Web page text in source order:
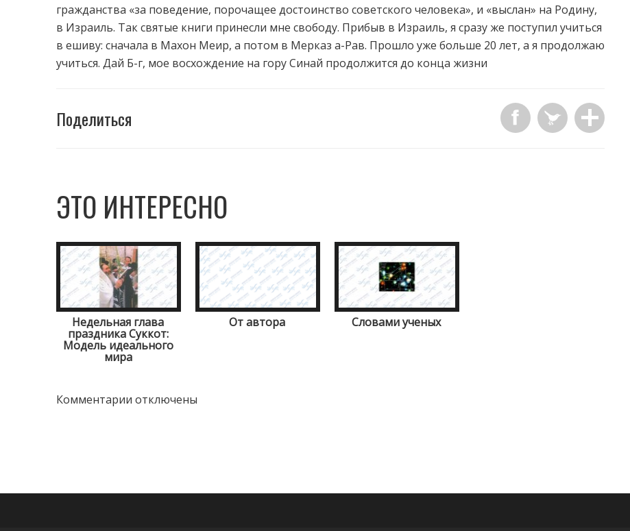
гражданства «за поведение, порочащее достоинство советского человека», и «выслан» на Родину,
в Израиль. Так святые книги принесли мне свободу. Прибыв в Израиль, я сразу же поступил учиться
в ешиву: сначала в Махон Меир, а потом в Мерказ а-Рав. Прошло уже больше 20 лет, а я продолжаю
учиться. Дай Б-г, мое восхождение на гору Синай продолжится до конца жизни
Поделиться
ЭТО ИНТЕРЕСНО
Недельная глава
праздника Суккот:
Модель идеального
мира
От автора Словами ученых
Комментарии отключены